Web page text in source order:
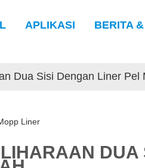
APLIKASI BERITA
Dua Sisi Dengan Liner Pel
DUA